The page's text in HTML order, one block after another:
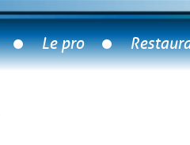
Le pro